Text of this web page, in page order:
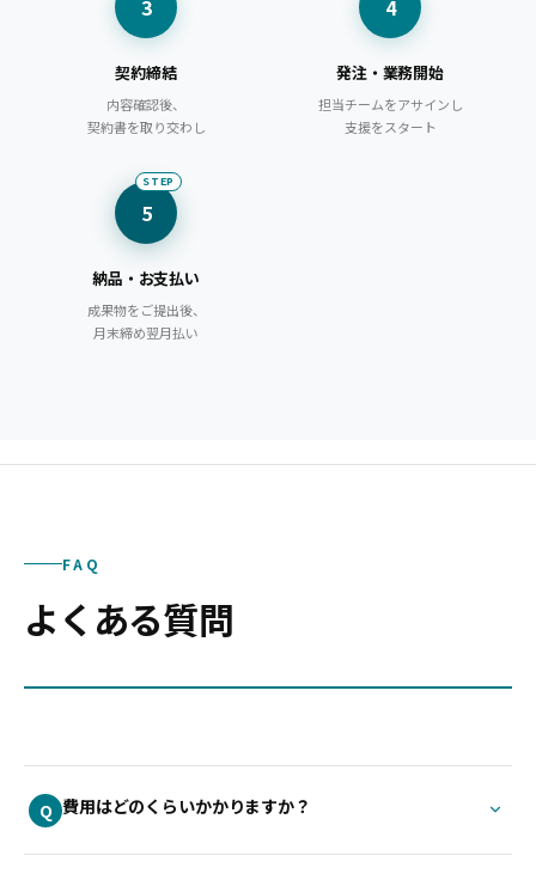
3
契約締結
内容確認後、
契約書を取り交わし
4
発注・業務開始
担当チームをアサインし
支援をスタート
STEP
5
納品・お支払い
成果物をご提出後、
月末締め翌月払い
FAQ
よくある質問
Q 費用はどのくらいかかりますか？